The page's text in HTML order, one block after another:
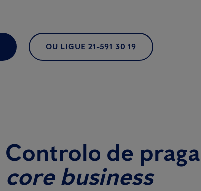
OU LIGUE 21-591 30 19
Controlo de
core business